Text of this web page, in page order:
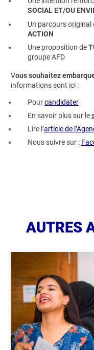
SOCIAL ET/OU
Un parcours original
ACTION
Une proposition de
groupe AFD
Vous souhaitez
informations sont ici :
Pourcandidater
En savoir plus sur le
Lire l’article de
Nous suivre sur :
AUTRES